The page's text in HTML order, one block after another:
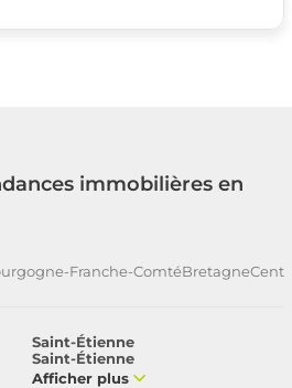
immobilières en
Franche-ComtéBretagne
Saint-Étienne
Saint-Étienne
Afficher plus